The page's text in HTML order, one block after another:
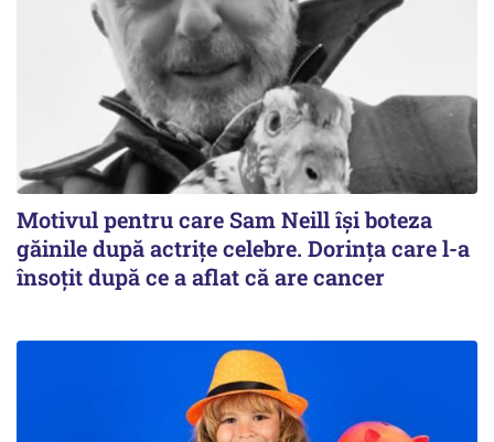
Motivul pentru care Sam Neill își boteza
găinile după actrițe celebre. Dorința care l-a
însoțit după ce a aflat că are cancer